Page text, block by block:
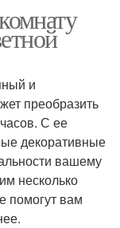
и
преобразить
С ее
декоративные
вашему
несколько
помогут вам